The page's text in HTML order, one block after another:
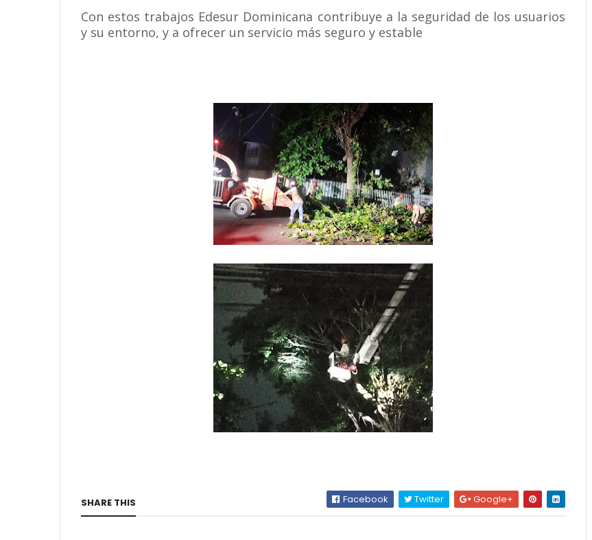
Con estos trabajos Edesur Dominicana contribuye a la seguridad de los usuarios
y su entorno, y a ofrecer un servicio más seguro y estable
SHARE THIS Facebook Twitter Google+